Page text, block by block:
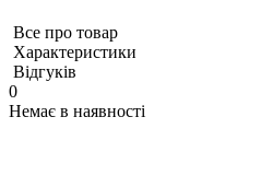
Все про товар
Характеристики
Відгуків
0
Немає в наявності